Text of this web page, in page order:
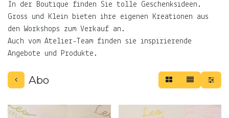
In der Boutique finden Sie tolle Geschenksideen.
Gross und Klein bieten ihre eigenen Kreationen aus
den Workshops zum Verkauf an.
Auch vom Atelier-Team finden sie inspirierende
Angebote und Produkte.
Abo